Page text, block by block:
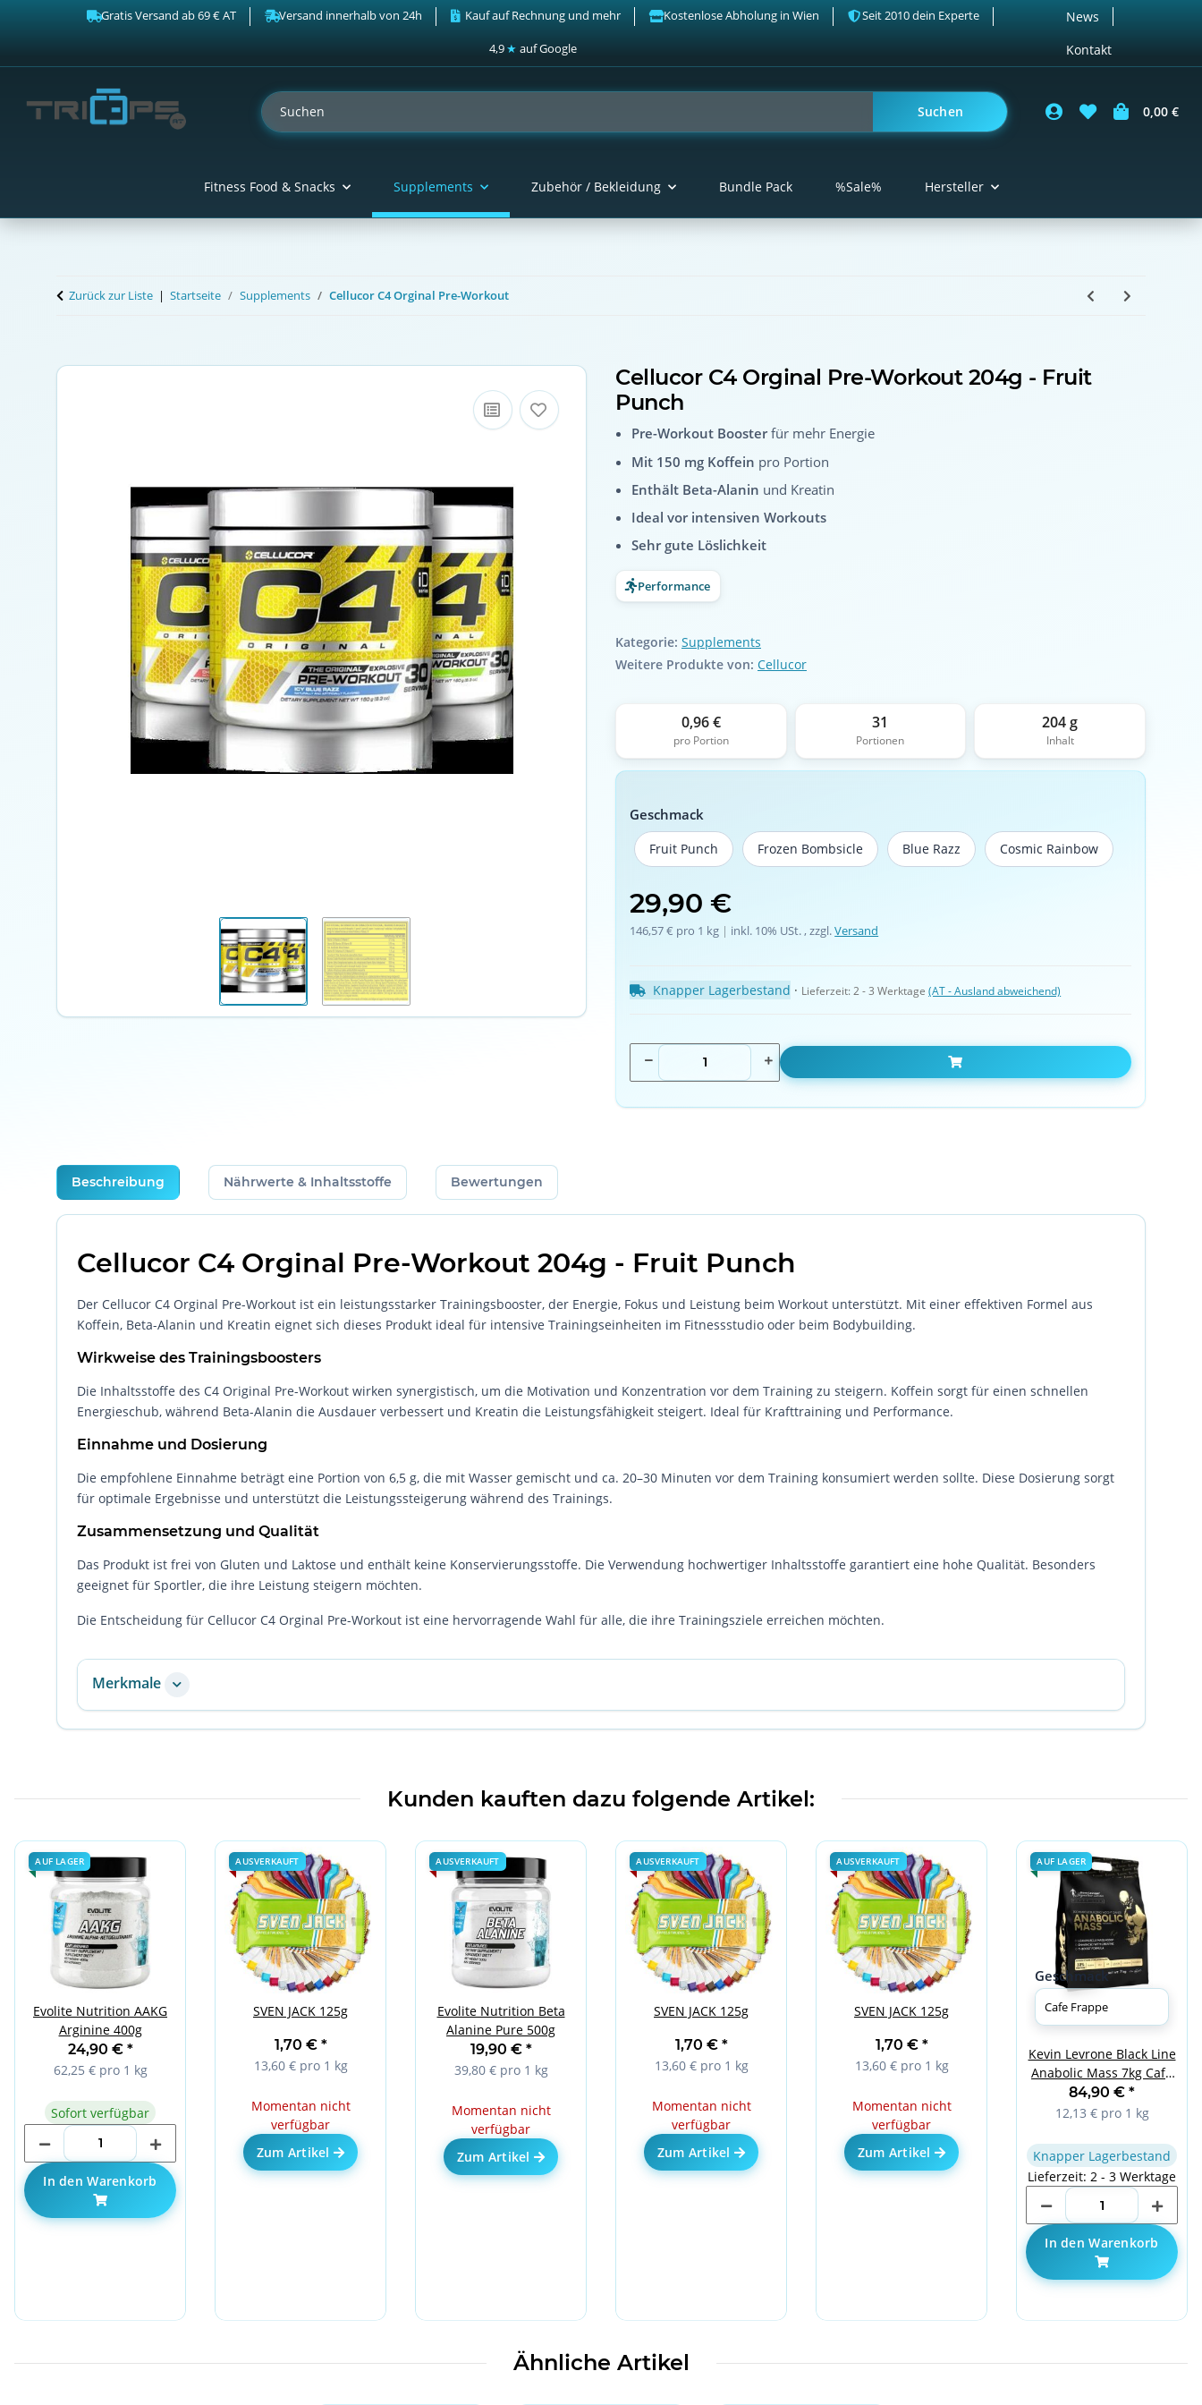
News
Kontakt
Gratis Versand ab 69 € AT Versand innerhalb von 24h Kauf auf Rechnung und mehr Kostenlose Abholung in Wien Seit 2010 dein Experte
4,9★ auf Google
Suchen 0,00 €
Fitness Food & Snacks Supplements Zubehör / Bekleidung Bundle Pack %Sale% Hersteller
Zurück zur Liste Startseite Supplements Cellucor C4 Orginal Pre-Workout
Cellucor C4 Orginal Pre-Workout 204g - Fruit
Punch
Pre-Workout Boosterfür mehr Energie
Mit 150 mg Koffein pro Portion
Enthält Beta-Alanin und Kreatin
Ideal vor intensiven Workouts
Sehr gute Löslichkeit
Performance
Kategorie: Supplements
Weitere Produkte von: Cellucor
0,96 €
pro Portion
31
Portionen
204 g
Inhalt
Geschmack
Fruit Punch
Fruit Punch Frozen Bombsicle
Frozen BombsicleBlue RazzBlue Razz Cosmic Rainbow
Cosmic Rainbow
29,90 €
146,57 € pro 1 kg | inkl. 10% USt. , zzgl.Versand
Knapper Lagerbestand · Lieferzeit:2 - 3 Werktage(AT - Ausland abweichend)
In den Warenkorb
weitere Registerkarten anzeigen
Beschreibung Nährwerte & Inhaltsstoffe Bewertungen
Cellucor C4 Orginal Pre-Workout 204g - Fruit Punch
Der Cellucor C4 Orginal Pre-Workout ist ein leistungsstarker Trainingsbooster, der Energie, Fokus und Leistung beim Workout unterstützt. Mit einer effektiven Formel aus
Koffein, Beta-Alanin und Kreatin eignet sich dieses Produkt ideal für intensive Trainingseinheiten im Fitnessstudio oder beim Bodybuilding.
Wirkweise des Trainingsboosters
Die Inhaltsstoffe des C4 Original Pre-Workout wirken synergistisch, um die Motivation und Konzentration vor dem Training zu steigern. Koffein sorgt für einen schnellen
Energieschub, während Beta-Alanin die Ausdauer verbessert und Kreatin die Leistungsfähigkeit steigert. Ideal für Krafttraining und Performance.
Einnahme und Dosierung
Die empfohlene Einnahme beträgt eine Portion von 6,5 g, die mit Wasser gemischt und ca. 20–30 Minuten vor dem Training konsumiert werden sollte. Diese Dosierung sorgt
für optimale Ergebnisse und unterstützt die Leistungssteigerung während des Trainings.
Zusammensetzung und Qualität
Das Produkt ist frei von Gluten und Laktose und enthält keine Konservierungsstoffe. Die Verwendung hochwertiger Inhaltsstoffe garantiert eine hohe Qualität. Besonders
geeignet für Sportler, die ihre Leistung steigern möchten.
Die Entscheidung für Cellucor C4 Orginal Pre-Workout ist eine hervorragende Wahl für alle, die ihre Trainingsziele erreichen möchten.
Merkmale
Kunden kauften dazu folgende Artikel:
AUF LAGER
Evolite Nutrition AAKG
Arginine 400g
24,90 € *
62,25 € pro 1 kg
Sofort verfügbar
In den Warenkorb
AUSVERKAUFT
SVEN JACK 125g
1,70 € *
13,60 € pro 1 kg
Momentan nicht
verfügbar
Zum Artikel
AUSVERKAUFT
Evolite Nutrition Beta
Alanine Pure 500g
19,90 € *
39,80 € pro 1 kg
Momentan nicht
verfügbar
Zum Artikel
AUSVERKAUFT
SVEN JACK 125g
1,70 € *
13,60 € pro 1 kg
Momentan nicht
verfügbar
Zum Artikel
AUSVERKAUFT
SVEN JACK 125g
1,70 € *
13,60 € pro 1 kg
Momentan nicht
verfügbar
Zum Artikel
AUF LAGER
Geschmack
Kevin Levrone Black Line
Anabolic Mass 7kg Cafe
Frappe
84,90 € *
12,13 € pro 1 kg
Knapper Lagerbestand
Lieferzeit: 2 - 3 Werktage
In den Warenkorb
Ähnliche Artikel